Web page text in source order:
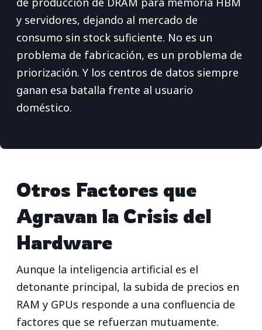
y servidores, dejando al mercado de
consumo sin stock suficiente. No es un
problema de fabricación, es un problema de
priorización. Y los centros de datos siempre
ganan esa batalla frente al usuario
doméstico.
Otros Factores que
Agravan la Crisis del
Hardware
Aunque la inteligencia artificial es el
detonante principal, la subida de precios en
RAM y GPUs responde a una confluencia de
factores que se refuerzan mutuamente.